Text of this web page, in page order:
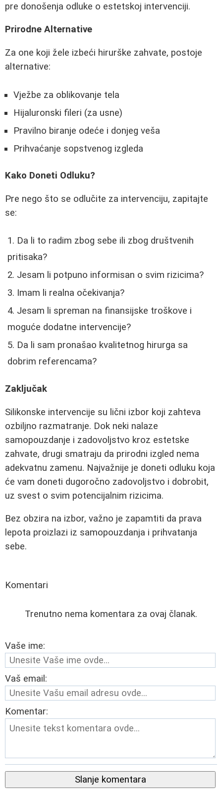
pre donošenja odluke o estetskoj intervenciji.
Prirodne Alternative
Za one koji žele izbeći hirurške zahvate, postoje
alternative:
Vježbe za oblikovanje tela
Hijaluronski fileri (za usne)
Pravilno biranje odeće i donjeg veša
Prihvaćanje sopstvenog izgleda
Kako Doneti Odluku?
Pre nego što se odlučite za intervenciju, zapitajte
se:
Da li to radim zbog sebe ili zbog društvenih
pritisaka?
Jesam li potpuno informisan o svim rizicima?
Imam li realna očekivanja?
Jesam li spreman na finansijske troškove i
moguće dodatne intervencije?
Da li sam pronašao kvalitetnog hirurga sa
dobrim referencama?
Zaključak
Silikonske intervencije su lični izbor koji zahteva
ozbiljno razmatranje. Dok neki nalaze
samopouzdanje i zadovoljstvo kroz estetske
zahvate, drugi smatraju da prirodni izgled nema
adekvatnu zamenu. Najvažnije je doneti odluku koja
će vam doneti dugoročno zadovoljstvo i dobrobit,
uz svest o svim potencijalnim rizicima.
Bez obzira na izbor, važno je zapamtiti da prava
lepota proizlazi iz samopouzdanja i prihvatanja
sebe.
Komentari
Trenutno nema komentara za ovaj članak.
Vaše ime:
Vaš email:
Komentar:
Slanje komentara